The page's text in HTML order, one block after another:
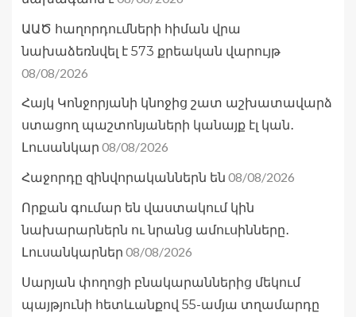
ԱԱԾ հաղորդումների հիման վրա
նախաձեռնվել է 573 քրեական վարույթ
08/08/2026
Հայկ Կոնջորյանի կնոջից շատ աշխատավարձ
ստացող պաշտոնյաների կանայք էլ կան․
Լուսանկար 08/08/2026
Հաջորդը զինվորականներն են 08/08/2026
Որքան գումար են վաստակում կին
նախարարներն ու նրանց ամուսինները․
Լուսանկարներ 08/08/2026
Սարյան փողոցի բնակարաններից մեկում
պայթյունի հետևանքով 55-ամյա տղամարդը